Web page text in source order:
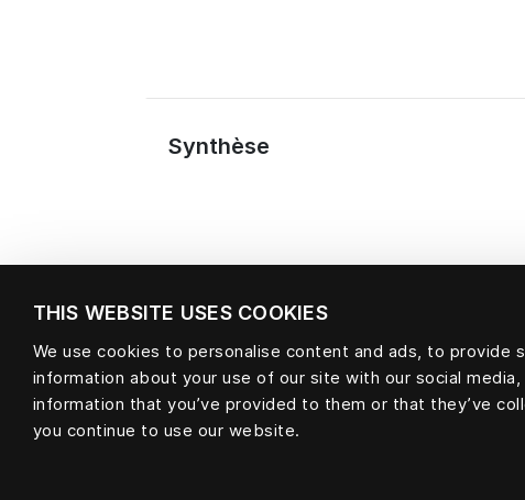
THIS WEBSITE USES COOKIES
We use cookies to personalise content and ads, to provide
information about your use of our site with our social
information that you’ve provided to them or that they’ve
you continue to use our website.
Synthèse
Matière